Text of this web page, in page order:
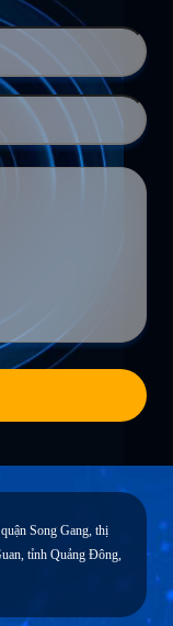
Song Gang, thị
tỉnh Quảng Đông,